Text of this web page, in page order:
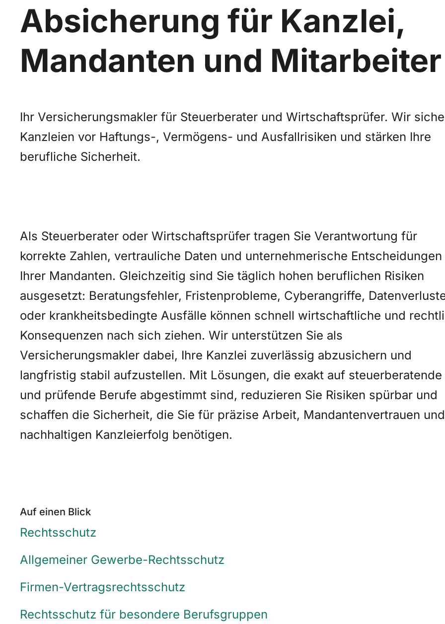
Absicherung für Kanzlei,
Mandanten und Mitarbeiter
Ihr Versicherungsmakler für Steuerberater und Wirtschaftsprüfer. Wir
Kanzleien vor Haftungs-, Vermögens- und Ausfallrisiken und stärken Ihre
berufliche Sicherheit.
Als Steuerberater oder Wirtschaftsprüfer tragen Sie Verantwortung für
korrekte Zahlen, vertrauliche Daten und unternehmerische Entscheidungen
Ihrer Mandanten. Gleichzeitig sind Sie täglich hohen beruflichen Risiken
ausgesetzt: Beratungsfehler, Fristenprobleme, Cyberangriffe,
oder krankheitsbedingte Ausfälle können schnell wirtschaftliche und
Konsequenzen nach sich ziehen. Wir unterstützen Sie als
Versicherungsmakler dabei, Ihre Kanzlei zuverlässig abzusichern und
langfristig stabil aufzustellen. Mit Lösungen, die exakt auf steuerberatende
und prüfende Berufe abgestimmt sind, reduzieren Sie Risiken spürbar und
schaffen die Sicherheit, die Sie für präzise Arbeit, Mandantenvertrauen und
nachhaltigen Kanzleierfolg benötigen.
Auf einen Blick
Rechtsschutz
Allgemeiner Gewerbe-Rechtsschutz
Firmen-Vertragsrechtsschutz
Rechtsschutz für besondere Berufsgruppen